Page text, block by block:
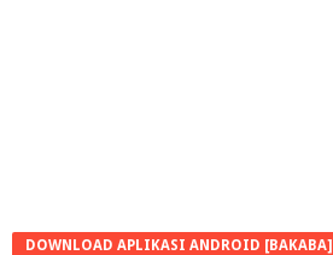
DOWNLOAD APLIKASI ANDROID [BAKABA]